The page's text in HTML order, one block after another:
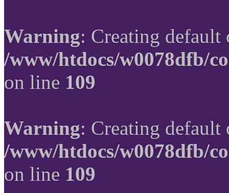
Warning: Creating
/www/htdocs/w0078dfb/
on line 109
Warning: Creating
/www/htdocs/w0078dfb/
on line 109